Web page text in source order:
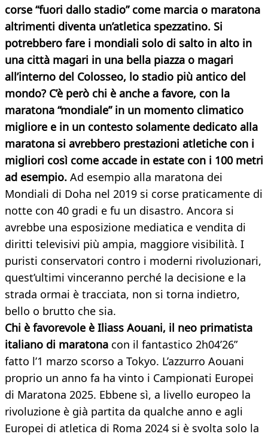
corse “fuori dallo stadio” come marcia o maratona
altrimenti diventa un’atletica spezzatino. Si
potrebbero fare i mondiali solo di salto in alto in
una città magari in una bella piazza o magari
all’interno del Colosseo, lo stadio più antico del
mondo? C’è però chi è anche a favore, con la
maratona “mondiale” in un momento climatico
migliore e in un contesto solamente dedicato alla
maratona si avrebbero prestazioni atletiche con i
migliori così come accade in estate con i 100 metri
ad esempio. Ad esempio alla maratona dei
Mondiali di Doha nel 2019 si corse praticamente di
notte con 40 gradi e fu un disastro. Ancora si
avrebbe una esposizione mediatica e vendita di
diritti televisivi più ampia, maggiore visibilità. I
puristi conservatori contro i moderni rivoluzionari,
quest’ultimi vinceranno perché la decisione e la
strada ormai è tracciata, non si torna indietro,
bello o brutto che sia.
Chi è favorevole è Iliass Aouani, il neo primatista
italiano di maratona con il fantastico 2h04’26”
fatto l’1 marzo scorso a Tokyo. L’azzurro Aouani
proprio un anno fa ha vinto i Campionati Europei
di Maratona 2025. Ebbene sì, a livello europeo la
rivoluzione è già partita da qualche anno e agli
Europei di atletica di Roma 2024 si è svolta solo la